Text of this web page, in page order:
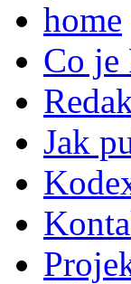
Co je
Jak